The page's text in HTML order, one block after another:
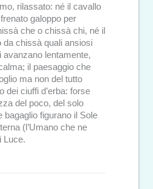
rilassato: né il cavallo
galoppo per
che o chissà chi, né il
da chissà quali ansiosi
avanzano lentamente,
il paesaggio che
ma non del tutto
dei ciuffi d’erba: forse
del poco, del solo
bagaglio figurano il Sole
(l’Umano che ne
Luce.